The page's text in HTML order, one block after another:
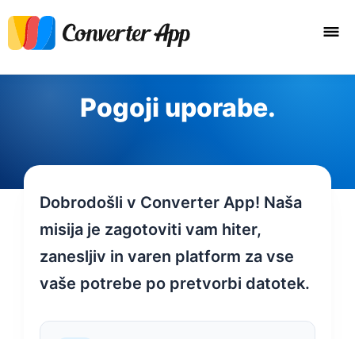
Pogoji uporabe.
Dobrodošli v Converter App! Naša
misija je zagotoviti vam hiter,
zanesljiv in varen platform za vse
vaše potrebe po pretvorbi datotek.